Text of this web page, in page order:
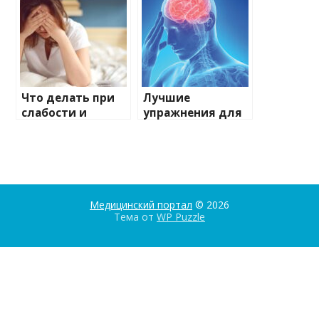
Что делать при
слабости и
Лучшие
упражнения для
Медицинский портал © 2026
Тема от WP Puzzle